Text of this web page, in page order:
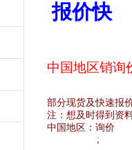
报价快
中国地区销询
部分现货及快速报
注：想及时得到资
中国地区： 询价
;